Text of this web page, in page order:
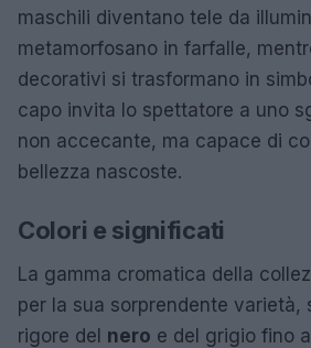
maschili diventano tele da
metamorfosano in farfalle,
decorativi si trasformano in
capo invita lo spettatore a uno
non accecante, ma capace di
bellezza nascoste.
Colori e significati
La gamma cromatica della
per la sua sorprendente varietà,
rigore del nero e del grigio fino